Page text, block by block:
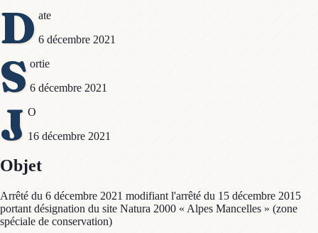
D ate
6 décembre 2021
S ortie
6 décembre 2021
J O
16 décembre 2021
Objet
Arrêté du 6 décembre 2021 modifiant l'arrêté du 15 décembre 2015
portant désignation du site Natura 2000 « Alpes Mancelles » (zone
spéciale de conservation)